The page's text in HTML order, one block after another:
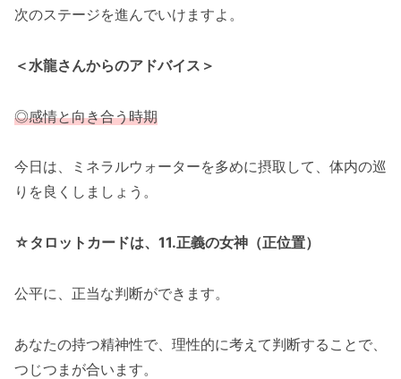
次のステージを進んでいけますよ。
＜水龍さんからのアドバイス＞
◎感情と向き合う時期
今日は、ミネラルウォーターを多めに摂取して、体内の巡
りを良くしましょう。
☆タロットカードは、11.正義の女神（正位置）
公平に、正当な判断ができます。
あなたの持つ精神性で、理性的に考えて判断することで、
つじつまが合います。